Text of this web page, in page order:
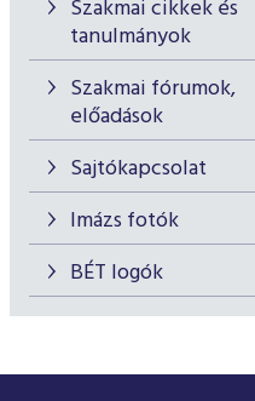
Szakmai cikkek és
tanulmányok
Szakmai fórumok,
előadások
Sajtókapcsolat
Imázs fotók
BÉT logók